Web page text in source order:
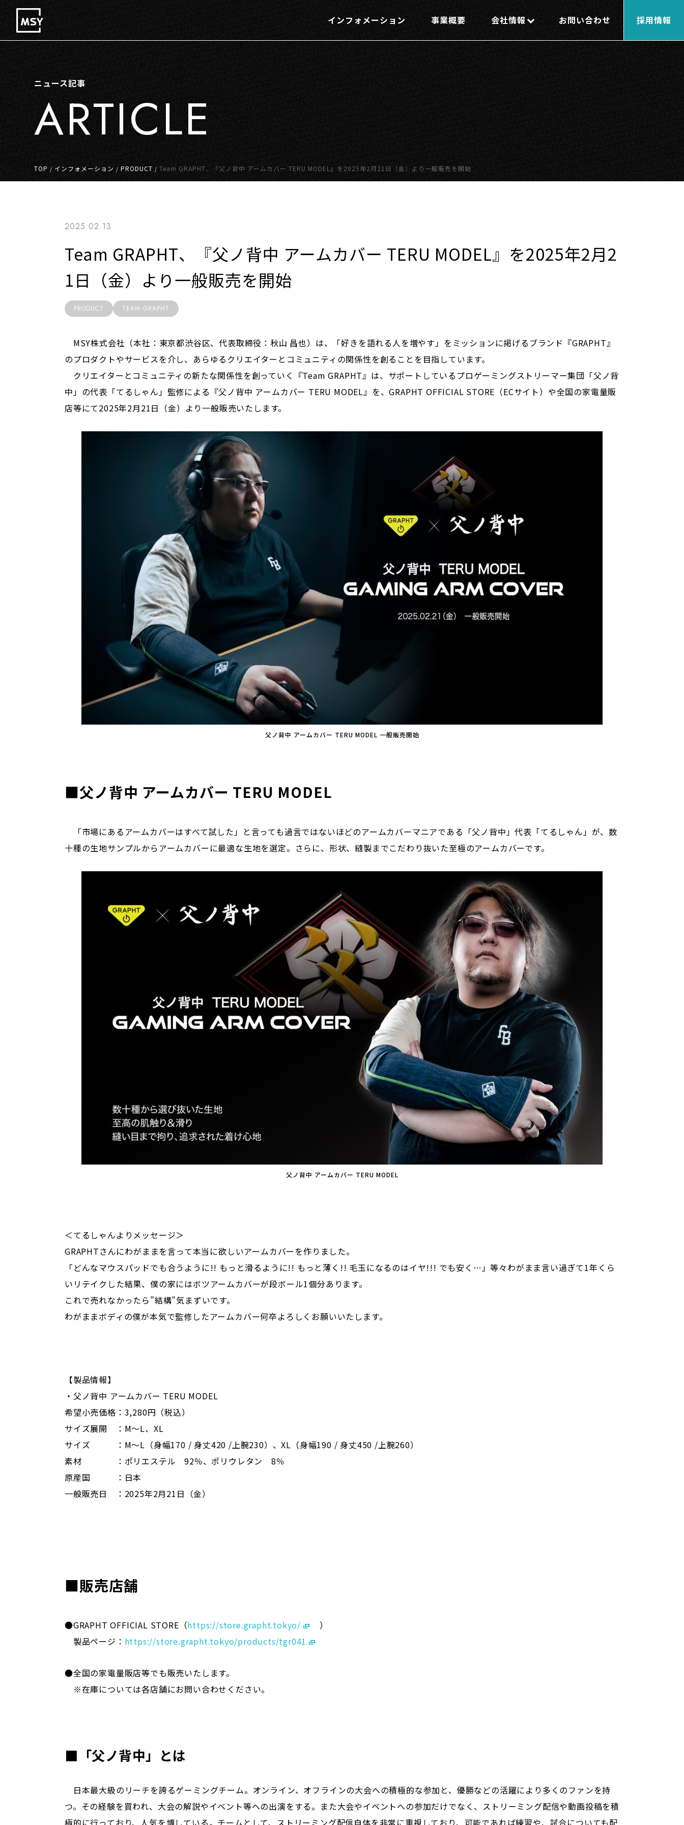
インフォメーション 事業概要 会社情報 お問い合わせ 採用情報
ニュース記事
ARTICLE
TOP / インフォメーション / PRODUCT / Team GRAPHT、『父ノ背中 アームカバー TERU MODEL』を2025年2月21日（金）より一般販売を開始
2025.02.13
Team GRAPHT、『父ノ背中 アームカバー TERU MODEL』を2025年2月2
1日（金）より一般販売を開始
PRODUCT TEAM GRAPHT
MSY株式会社（本社：東京都渋谷区、代表取締役：秋山 昌也）は、「好きを語れる人を増やす」をミッションに掲げるブランド『GRAPHT』
のプロダクトやサービスを介し、あらゆるクリエイターとコミュニティの関係性を創ることを目指しています。
クリエイターとコミュニティの新たな関係性を創っていく『Team GRAPHT』は、サポートしているプロゲーミングストリーマー集団「父ノ背
中」の代表「てるしゃん」監修による『父ノ背中 アームカバー TERU MODEL』を、GRAPHT OFFICIAL STORE（ECサイト）や全国の家電量販
店等にて2025年2月21日（金）より一般販売いたします。
父ノ背中 アームカバー TERU MODEL 一般販売開始
■父ノ背中 アームカバー TERU MODEL
「市場にあるアームカバーはすべて試した」と言っても過言ではないほどのアームカバーマニアである「父ノ背中」代表「てるしゃん」が、数
十種の生地サンプルからアームカバーに最適な生地を選定。さらに、形状、縫製までこだわり抜いた至極のアームカバーです。
父ノ背中 アームカバー TERU MODEL
＜てるしゃんよりメッセージ＞
GRAPHTさんにわがままを言って本当に欲しいアームカバーを作りました。
「どんなマウスパッドでも合うように!! もっと滑るように!! もっと薄く!! 毛玉になるのはイヤ!!! でも安く…」等々わがまま言い過ぎて1年くら
いリテイクした結果、僕の家にはボツアームカバーが段ボール1個分あります。
これで売れなかったら”結構”気まずいです。
わがままボディの僕が本気で監修したアームカバー何卒よろしくお願いいたします。
【製品情報】
・父ノ背中 アームカバー TERU MODEL
希望小売価格：3,280円（税込）
サイズ展開 ：M～L、XL
サイズ ：M～L（身幅170 / 身丈420 /上腕230）、XL（身幅190 / 身丈450 /上腕260）
素材 ：ポリエステル 92％、ポリウレタン 8％
原産国 ：日本
一般販売日 ：2025年2月21日（金）
■販売店舗
●GRAPHT OFFICIAL STORE（https://store.grapht.tokyo/
）
製品ページ： https://store.grapht.tokyo/products/tgr041
●全国の家電量販店等でも販売いたします。
※在庫については各店舗にお問い合わせください。
■「父ノ背中」とは
日本最大級のリーチを誇るゲーミングチーム。オンライン、オフラインの大会への積極的な参加と、優勝などの活躍により多くのファンを持
つ。その経験を買われ、大会の解説やイベント等への出演をする。また大会やイベントへの参加だけでなく、ストリーミング配信や動画投稿を積
極的に行っており、人気を博している。チームとして、ストリーミング配信自体を非常に重視しており、可能であれば練習や、試合についても配